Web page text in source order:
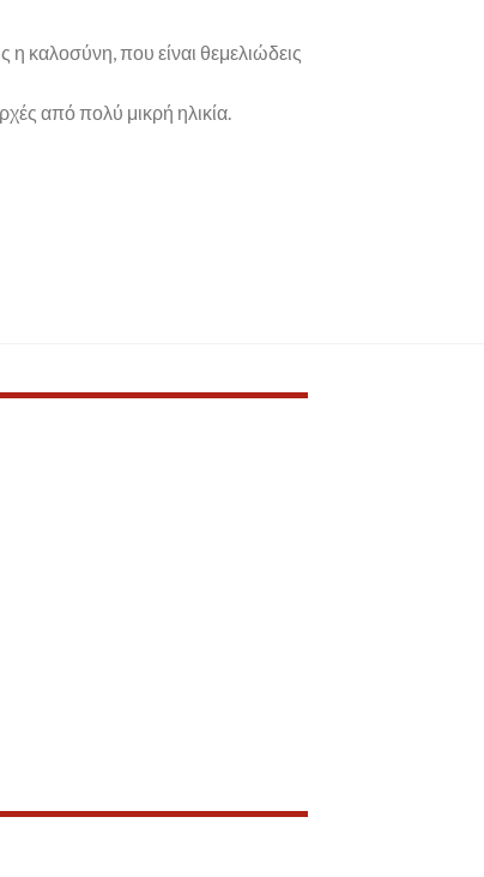
καλοσύνη, που είναι θεμελιώδεις
από πολύ μικρή ηλικία.